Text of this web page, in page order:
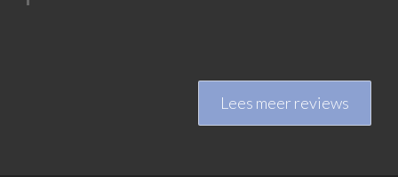
Lees meer reviews